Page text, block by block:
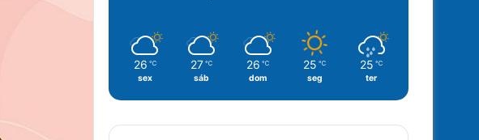
26 ℃
sex
27 ℃
sáb
26 ℃
dom
25 ℃
seg
25 ℃
ter